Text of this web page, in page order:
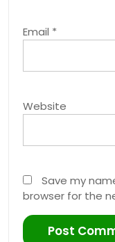
Email *
Website
Save my
browser for the